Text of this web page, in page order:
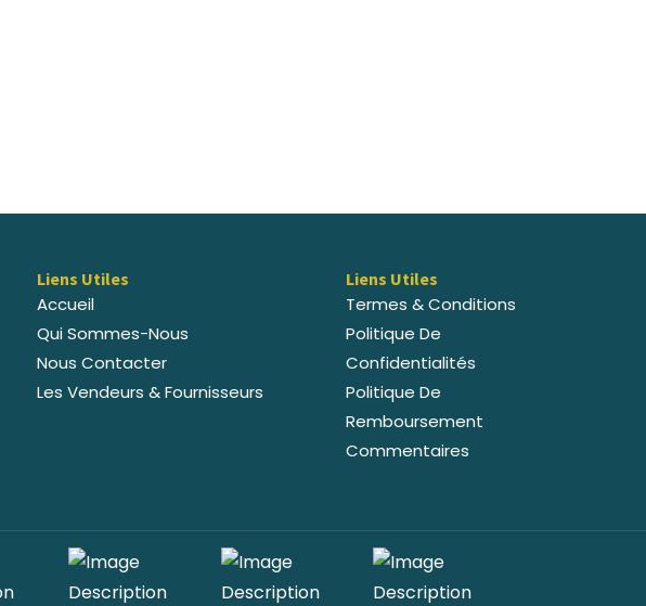
Liens Utiles
Accueil
Qui Sommes-Nous
Nous Contacter
Les Vendeurs & Fournisseurs
Liens Utiles
Termes & Conditions
Politique De
Confidentialités
Politique De
Remboursement
Commentaires